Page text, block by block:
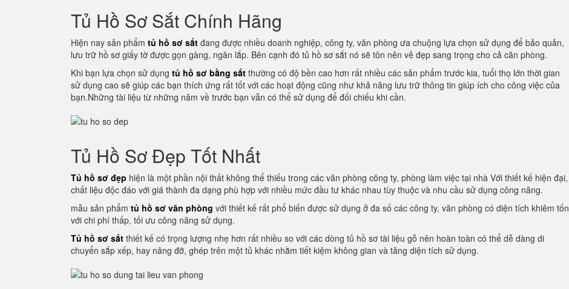
Tủ Hồ Sơ Sắt Chính Hãng
Hiện nay sản phẩm tủ hồ sơ sắt đang được nhiều doanh nghiệp, công ty, văn phòng ưa chuộng lựa chọn sử dụng để bảo quản,
lưu trữ hồ sơ giấy tờ được gọn gàng, ngăn lắp. Bên cạnh đó tủ hồ sơ sắt nó sẽ tôn nên vẻ đẹp sang trọng cho cả căn phòng.
Khi bạn lựa chọn sử dụng tủ hồ sơ bằng sắt thường có độ bền cao hơn rất nhiều các sản phẩm trước kia, tuổi thọ lớn thời gian
sử dụng cao sẽ giúp các bạn thích ứng rất tốt với các hoạt động cũng như khả năng lưu trữ thông tin giúp ích cho công việc của
bạn.Những tài liệu từ những năm về trước bạn vẫn có thể sử dụng để đối chiếu khi cần.
Tủ Hồ Sơ Đẹp Tốt Nhất
Tủ hồ sơ đẹp hiện là một phần nội thất không thể thiếu trong các văn phòng công ty, phòng làm việc tại nhà Với thiết kế hiện đại,
chất liệu độc đáo với giá thành đa dạng phù hợp với nhiều mức đầu tư khác nhau tùy thuộc và nhu cầu sử dụng công năng.
mẫu sản phẩm tủ hồ sơ văn phòng với thiết kế rất phổ biến được sử dụng ở đa số các công ty, văn phòng có diện tích khiêm tốn
với chi phí thấp, tối ưu công năng sử dụng.
Tủ hồ sơ sắt thiết kế có trọng lượng nhẹ hơn rất nhiều so với các dòng tủ hồ sơ tài liệu gỗ nên hoàn toàn có thể dễ dàng di
chuyển sắp xếp, hay nâng đỡ, ghép trên một tủ khác nhằm tiết kiệm không gian và tăng diện tích sử dụng.